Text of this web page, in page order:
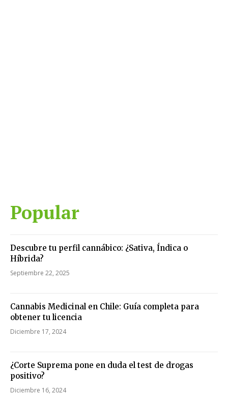
Popular
Descubre tu perfil cannábico: ¿Sativa, Índica o
Híbrida?
Septiembre 22, 2025
Cannabis Medicinal en Chile: Guía completa para
obtener tu licencia
Diciembre 17, 2024
¿Corte Suprema pone en duda el test de drogas
positivo?
Diciembre 16, 2024